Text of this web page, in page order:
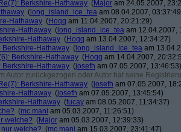
Re(7): Berkshire-Hathaway (Major am 24.05.2007,
( long_island_ice_tea am 08.04.2007,
Hathaway (Hoqq am 11.04.2007, 20:21:29)
Hathaway ( long_island_ice_tea am 12.04.2007,
Hathaway (Hoqq am 13.04.2007, 12:34:27)
Berkshire-Hathaway ( long_island_ice_tea am
Berkshire-Hathaway (Hoqq am 14.04.2007,
Berkshire-Hathaway (josefh am 07.05.2007, 13:46:53)
Autor zurückgezogen oder Autor hat seine
Re(7): Berkshire-Hathaway (josefh am 07.05.2007,
Hathaway (josefh am 07.05.2007, 13:45:54)
Hathaway (tucay am 08.05.2007, 11:34:37)
(mc.mani am 05.03.2007, 11:26:51)
welche? (Major am 05.03.2007, 12:39:33)
nur welche? (mc.mani am 15.03.2007, 23:41:47)